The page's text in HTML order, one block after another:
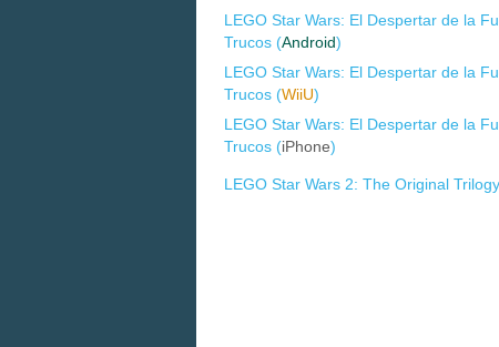
LEGO Star Wars: El Despertar de la
Trucos (Android)
LEGO Star Wars: El Despertar de la
Trucos (WiiU)
LEGO Star Wars: El Despertar de la
Trucos (iPhone)
LEGO Star Wars 2: The Original